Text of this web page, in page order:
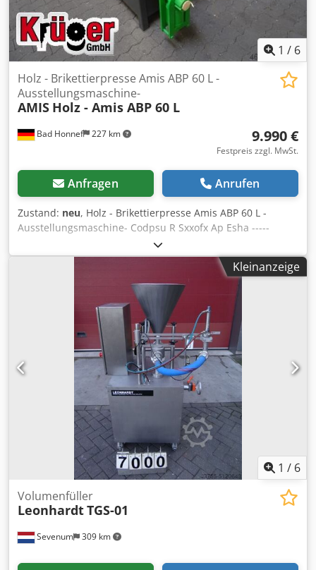
1 / 6
Bad Honnef 227 km
Holz - Brikettierpresse Amis ABP 60 L -
Ausstellungsmaschine-
AMIS Holz - Amis ABP 60 L
9.990 €
Festpreis zzgl. MwSt.
Anfragen Anrufen
Zustand: neu, Holz - Brikettierpresse Amis ABP 60 L -
Ausstellungsmaschine- Codpsu R Sxxofx Ap Esha -----
Technische Daten ----- Brikett Ø: 60 mm, Hydraulikaggregat
3 kW: 140 bar, Spannung: 400 V, Frequenz: 50 Hz,
Absicherung: 16 A, Leistung ca.: 20-35 kg/h, Gewicht ca.:
300 kg - Einfachste Handhabung - Hydraulische Steuerung
- Brikett-Durchmesser 60 mm - Brikettlänge nach Wunsch
einstellbar (max. 60 mm) - Motor mit Motorschutzschalter
und Not-Halt ausgerüstet - Keine elektronischen Bauteile
wie Regler, Sensoren und Fühler oder komplizierte
Steuerungen - Großer Vorratsbehälter - Brikettzange
vergütet - Pressstange auswechselbar - Pressen ohne der
Zugabe von Zusatzstoffen - Dank dem Vorverdichter
können auch auch voluminöse Späne verarbeitet werden -
Keinerlei Einstellarbeiten oder Überwachen des Druckes
nötig - neue Ausstellungsmaschine -
Kleinanzeige
1 / 6
Sevenum 309 km
Volumenfüller
LeonhardtTGS-01